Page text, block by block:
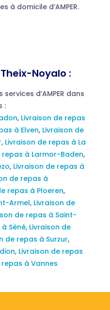
à domicile d’AMPER.
Noyalo :
d’AMPER dans
:
, Livraison de repas
à Elven, Livraison de
, Livraison de repas à La
repas à Larmor-Baden,
, Livraison de repas à
de repas à
repas à Ploeren,
Armel, Livraison de
de repas à Saint-
Séné, Livraison de
de repas à Surzur,
, Livraison de repas
à Vannes